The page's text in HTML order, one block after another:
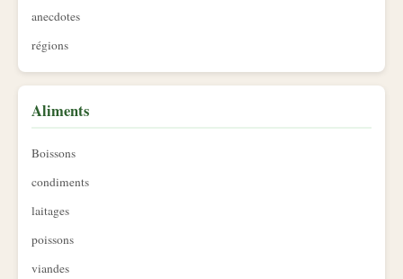
anecdotes
régions
Aliments
Boissons
condiments
laitages
poissons
viandes